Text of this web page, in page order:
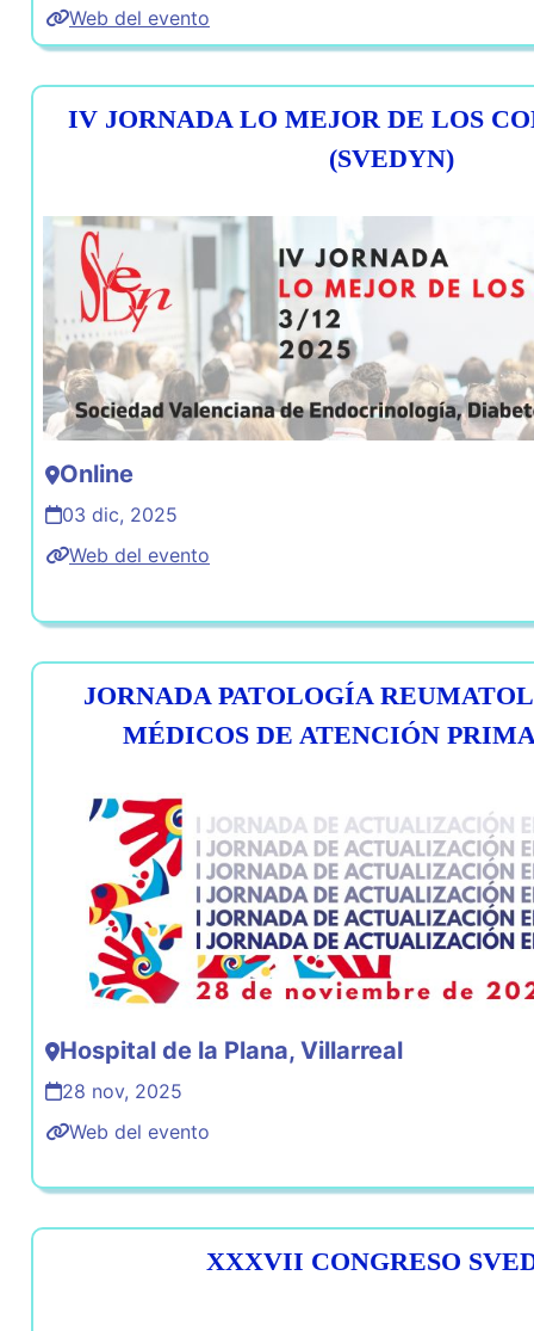
Web del evento
IV JORNADA LO MEJOR DE LOS
(SVEDYN)
Online
03 dic, 2025
Web del evento
JORNADA PATOLOGÍA
MÉDICOS DE ATENCIÓN
Hospital de la Plana, Villarreal
28 nov, 2025
Web del evento
XXXVII CONGRESO